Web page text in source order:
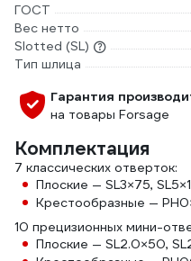
ГОСТ
Вес нетто
Slotted (SL)
Тип шлица
Гарантия
на товары Forsage
Комплектация
7 классических отверток:
Плоские — SL3×75,
Крестообразные —
10 прецизионных мини-
Плоские — SL2.0×50,